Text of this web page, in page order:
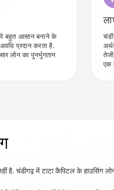
बहुत आसान बनाने के
प्रदान करता है.
लोन का पुनर्भुगतान
एक
चंडीगढ़ में टाटा कैपिटल के हाउसिंग